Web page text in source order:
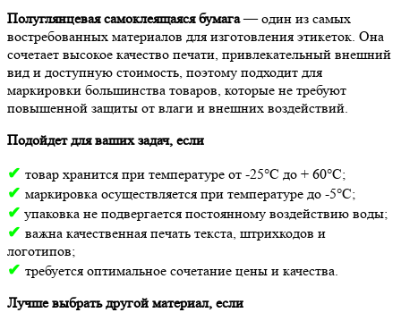
Полуглянцевая самоклеящаяся бумага— один из самых
востребованных материалов для изготовления этикеток. Она
сочетает высокое качество печати, привлекательный внешний
вид и доступную стоимость, поэтому подходит для
маркировки большинства товаров, которые не требуют
повышенной защиты от влаги и внешних воздействий.
Подойдет для ваших задач, если
✔ товар хранится при температуре от -25°С до + 60°С;
✔ маркировка осуществляется при температуре до -5°С;
✔ упаковка не подвергается постоянному воздействию воды;
✔ важна качественная печать текста, штрихкодов и
логотипов;
✔ требуется оптимальное сочетание цены и качества.
Лучше выбрать другой материал, если